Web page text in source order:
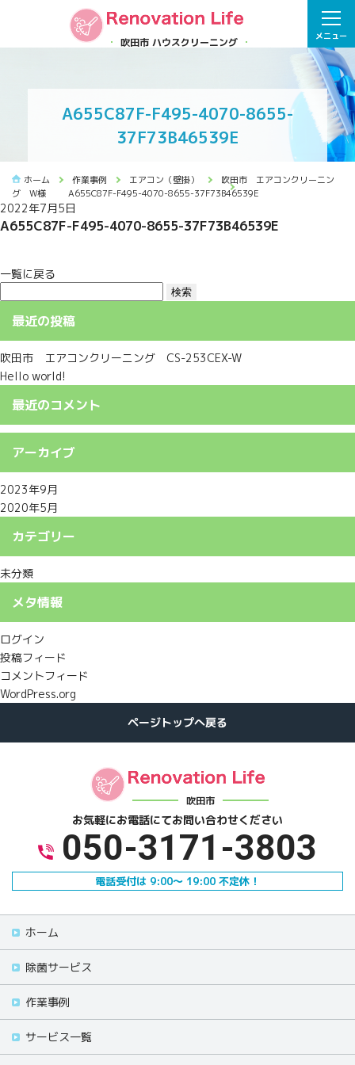
吹田市 ハウスクリーニング メニュー
A655C87F-F495-4070-8655-
37F73B46539E
ホーム 作業事例 エアコン（壁掛）
吹田市 エアコンクリーニン
グ W様
A655C87F-F495-4070-8655-37F73B46539E
2022年7月5日
A655C87F-F495-4070-8655-37F73B46539E
一覧に戻る
索:
最近の投稿
吹田市 エアコンクリーニング CS-253CEX-W
Hello world!
最近のコメント
アーカイブ
2023年9月
2020年5月
カテゴリー
未分類
メタ情報
ログイン
投稿フィード
コメントフィード
WordPress.org
吹田市
お気軽にお電話にてお問い合わせください
050-3171-3803
電話受付は 9:00～ 19:00 不定休！
ホーム
除菌サービス
作業事例
サービス一覧